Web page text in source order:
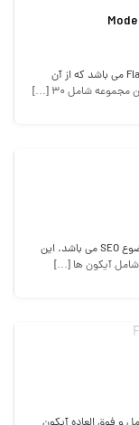
Modern Shadow icons نام مجموعه ای زیبا از 30 آیکون Flat می باشد که از آن
شامل 30 […]
Flat SEO icons مجموعه ای زیبا و کامل از 12 آیکون با موضوع SEO می باشد. این